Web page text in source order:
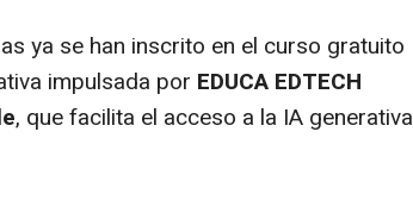
ya se han inscrito en el curso gratuito
impulsada por EDUCA EDTECH
, que facilita el acceso a la IA generativa